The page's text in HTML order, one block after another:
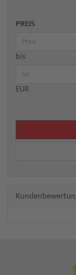
PREIS
bis
EUR